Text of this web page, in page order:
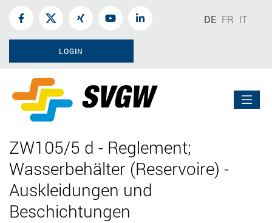
DE FR IT
LOGIN
ZW105/5 d - Reglement;
Wasserbehälter (Reservoire) -
Auskleidungen und
Beschichtungen